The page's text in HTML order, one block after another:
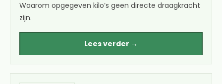
Waarom opgegeven kilo’s geen directe draagkracht
zijn.
Lees verder →